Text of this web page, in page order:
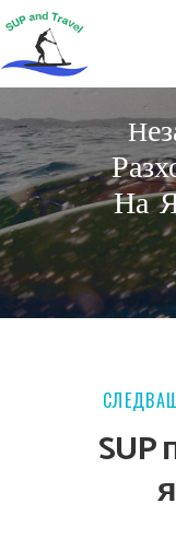
Н
На
SUP